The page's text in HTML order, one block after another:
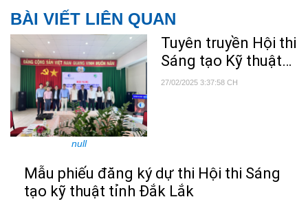
BÀI VIẾT LIÊN QUAN
null
Tuyên truyền Hội thi
Sáng tạo Kỹ thuật
lần thứ X (2024-
27/02/2025 3:37:58 CH
Mẫu phiếu đăng ký dự thi Hội thi Sáng
tạo kỹ thuật tỉnh Đắk Lắk